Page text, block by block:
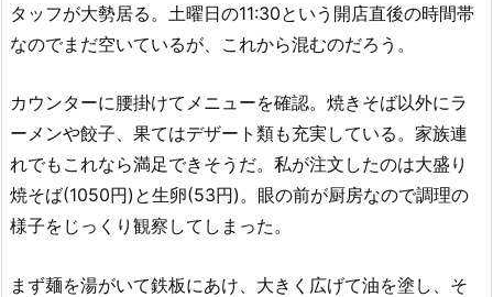
タッフが大勢居る。土曜日の11:30という開店直後の時間帯
なのでまだ空いているが、これから混むのだろう。
カウンターに腰掛けてメニューを確認。焼きそば以外にラ
ーメンや餃子、果てはデザート類も充実している。家族連
れでもこれなら満足できそうだ。私が注文したのは大盛り
焼そば(1050円)と生卵(53円)。眼の前が厨房なので調理の
様子をじっくり観察してしまった。
まず麺を湯がいて鉄板にあけ、大きく広げて油を塗し、そ